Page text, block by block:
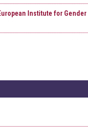
Institute for Gender